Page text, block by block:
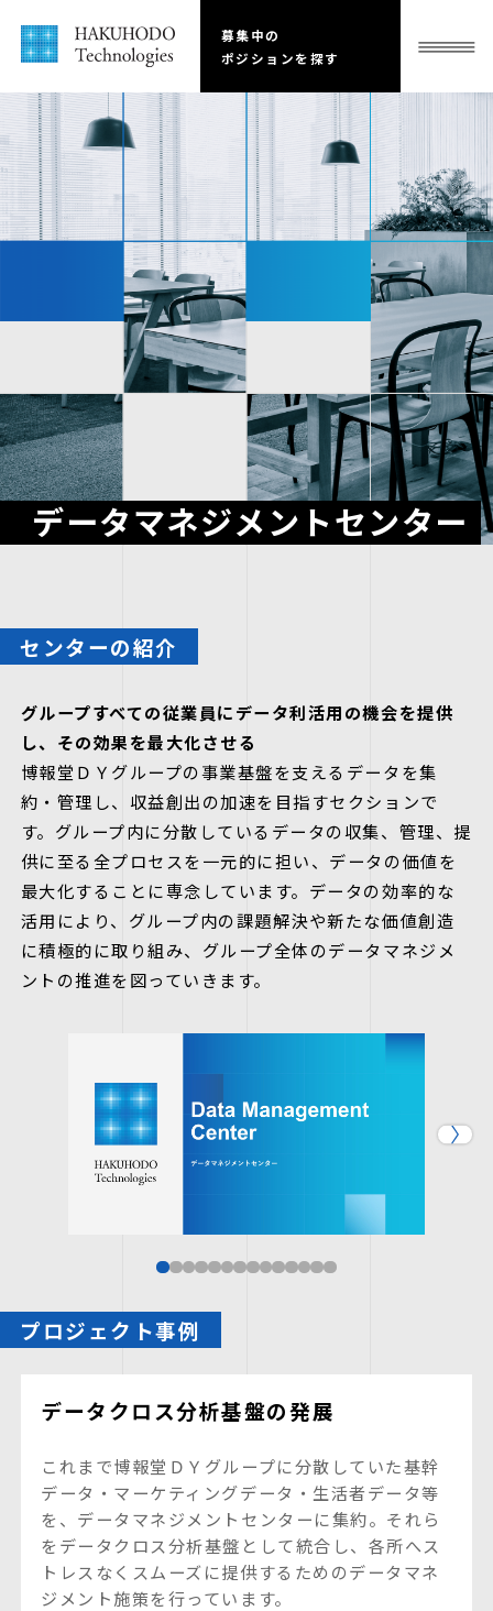
募集中の
ポジションを探す
データマネジメントセンター
センターの紹介
グループすべての従業員にデータ利活用の機会を提供
し、その効果を最大化させる
博報堂ＤＹグループの事業基盤を支えるデータを集
約・管理し、収益創出の加速を目指すセクションで
す。グループ内に分散しているデータの収集、管理、提
供に至る全プロセスを一元的に担い、データの価値を
最大化することに専念しています。データの効率的な
活用により、グループ内の課題解決や新たな価値創造
に積極的に取り組み、グループ全体のデータマネジメ
ントの推進を図っていきます。​
プロジェクト事例
データクロス分析基盤の発展
これまで博報堂ＤＹグループに分散していた基幹
データ・マーケティングデータ・生活者データ等
を、データマネジメントセンターに集約。それら
をデータクロス分析基盤として統合し、各所へス
トレスなくスムーズに提供するためのデータマネ
ジメント施策を行っています。
全ての募集を見る
企画 / PdM / PM（ビジネス）
10件
エンジニア（アプリケーション）
（データサイエンティスト/デー
タエンジニア）
2件
コーポレート/その他
1件